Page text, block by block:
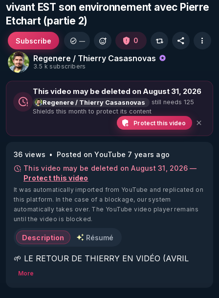
vivant EST son environnement avec Pierre
Etchart (partie 2)
Regenere / Thierry Casasnovas
3.5 k subscribers
Subscribe — 0
This video may be deleted on August 31, 2026
Regenere / Thierry Casasnovas
still needs 125
Shields this month to protect its content
Protect this video
36 views
Posted on YouTube 7 years ago
This video may be deleted on August 31, 2026 —
Protect this video
It was automatically imported from YouTube and replicated on
this platform. In the case of a blockage, our system
automatically takes over. The YouTube video player remains
until the video is blocked.
Description Résumé
🌱 LE RETOUR DE THIERRY EN VIDÉO (AVRIL
2022)!
More